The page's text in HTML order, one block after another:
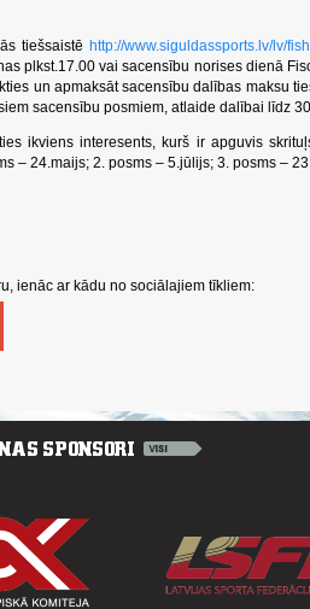
tiešsaistē http://www.siguldassports.lv/lv/
plkst.17.00 vai sacensību norises dienā
un apmaksāt sacensību dalības maksu
sacensību posmiem, atlaide dalībai līdz
ikviens interesents, kurš ir apguvis
– 24.maijs; 2. posms – 5.jūlijs; 3. posms –
ienāc ar kādu no sociālajiem tīkliem: